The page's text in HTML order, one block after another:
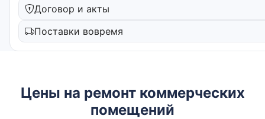
Договор и акты
Поставки вовремя
Цены на ремонт коммерческих
помещений